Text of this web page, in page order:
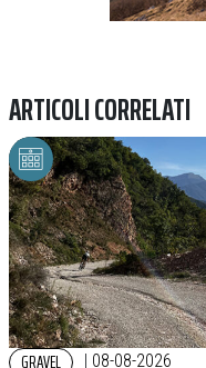
ARTICOLI CORRELATI
GRAVEL | 08-08-2026